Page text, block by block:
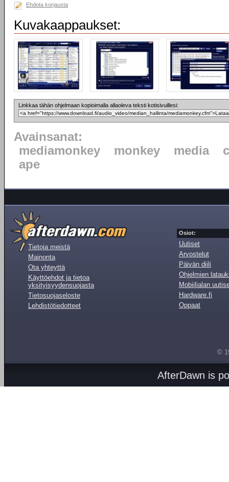
Ehdota korjausta
Kuvakaappaukset:
Linkkaa tähän ohjelmaan kopioimalla allaoleva teksti kotisivuillesi:
Avainsanat:
mediamonkey
monkey media
ape
Tietoja meistä
Mainonta
Ota yhteyttä
Käyttöehdot ja tietoa
yksityisyydensuojasta
Tietosuojaseloste
Lehdistötiedotteet
Osiot:
Uutiset
Arvostelut
Päivän diili
Ohjelmien
Mobiilialan
Hardware.fi
Oppaat
©
AfterDawn is